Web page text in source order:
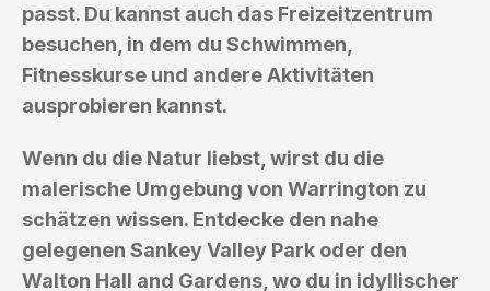
passt. Du kannst auch das Freizeitzentrum
besuchen, in dem du Schwimmen,
Fitnesskurse und andere Aktivitäten
ausprobieren kannst.
Wenn du die Natur liebst, wirst du die
malerische Umgebung von Warrington zu
schätzen wissen. Entdecke den nahe
gelegenen Sankey Valley Park oder den
Walton Hall and Gardens, wo du in idyllischer